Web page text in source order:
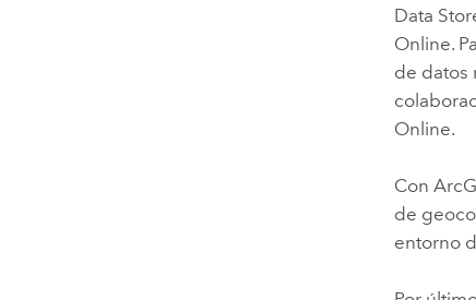
Data
Online.
de datos
Online.
Con
de
entorno